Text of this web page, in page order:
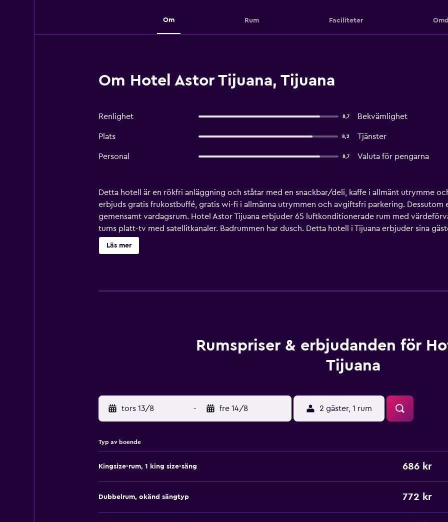
Om Rum Faciliteter
Om Hotel Astor Tijuana, Tijuana
Renlighet 8,7 Bekvämlighet
Plats 8,2 Tjänster
Personal 8,7 Valuta för pengarna
Detta hotell är en rökfri anläggning och ståtar med en snackbar/deli, kaffe i allmänt utrymme
erbjuds gratis frukostbuffé, gratis wi-fi i allmänna utrymmen och avgiftsfri parkering.
gemensamt vardagsrum. Hotel Astor Tijuana erbjuder 65 luftkonditionerade rum med
tums platt-tv med satellitkanaler. Badrummen har dusch. Detta hotell i Tijuana erbjuder sina
skrivbord, skrivbordsstolar och telefon. Strykjärn/strykbräda och hårtork kan fås på begäran.
Läs mer
Rumspriser & erbjudanden för
Tijuana
tors 13/8 - fre 14/8 2 gäster, 1 rum
Typ av boende
Kingsize-rum, 1 king size-säng 686 kr
Dubbelrum, okänd sängtyp 772 kr